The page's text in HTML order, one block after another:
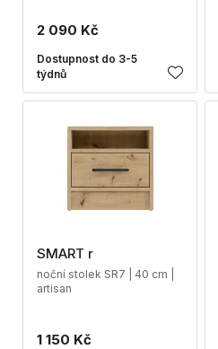
2 090 Kč
Dostupnost do 3-5
týdnů
SMART r
noční stolek SR7 | 40 cm |
artisan
1 150 Kč